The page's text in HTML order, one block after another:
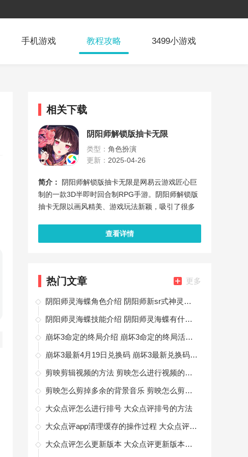
手机游戏 教程攻略 3499小游戏
相关下载
阴阳师解锁版抽卡无限
类型： 角色扮演
更新： 2025-04-26
简介：
阴阳师解锁版抽卡无限是网易云游戏匠心巨
制的一款3D半即时回合制RPG手游。阴阳师解锁版
抽卡无限以画风精美、游戏玩法新颖，吸引了很多
查看详情
热门文章 更多
阴阳师灵海蝶角色介绍 阴阳师新sr式神灵海蝶介绍
阴阳师灵海蝶技能介绍 阴阳师灵海蝶有什么技能
崩坏3命定的终局介绍 崩坏3命定的终局活动内容是什么
崩坏3最新4月19日兑换码 崩坏3最新兑换码一览
剪映剪辑视频的方法 剪映怎么进行视频的剪辑
剪映怎么剪掉多余的背景音乐 剪映怎么剪掉多余的bgm
大众点评怎么进行排号 大众点评排号的方法
大众点评app清理缓存的操作过程 大众点评app怎么清理缓存
大众点评怎么更新版本 大众点评更新版本的方法